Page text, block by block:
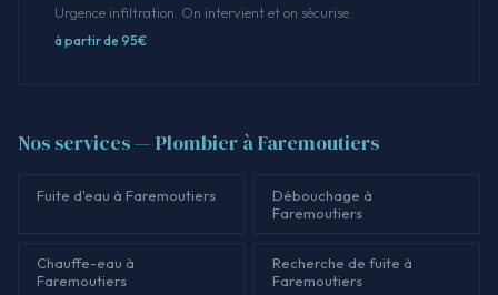
Urgence infiltration. On intervient et on sécurise.
à partir de 95€
Nos services — Plombier à Faremoutiers
Fuite d'eau à Faremoutiers
Débouchage à
Faremoutiers
Chauffe-eau à
Faremoutiers
Recherche de fuite à
Faremoutiers